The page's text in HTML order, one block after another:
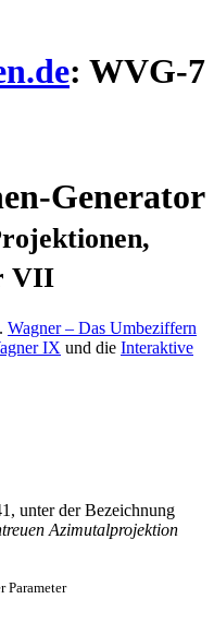
: WVG-7
Generator
VII
Wagner – Das Umbeziffern
IX und die Interaktive
unter der Bezeichnung
Azimutalprojektion
Parameter